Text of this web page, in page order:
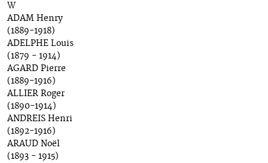
W
ADAM Henry
(1889-1918)
ADELPHE Louis
(1879 - 1914)
AGARD Pierre
(1889-1916)
ALLIER Roger
(1890-1914)
ANDREIS Henri
(1892-1916)
ARAUD Noël
(1893 - 1915)